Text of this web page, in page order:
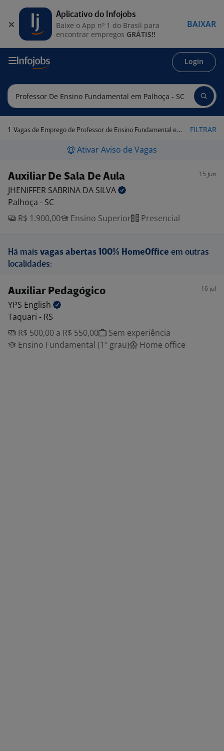
Login
1 Vagas de Emprego de Professor de Ensino Fundamental em Palhoça - SC FILTRAR
Ativar Aviso de Vagas
Auxiliar De Sala De Aula 15 jun
JHENIFFER SABRINA DA SILVA
Palhoça - SC
R$ 1.900,00
Ensino Superior Presencial
Há mais vagas abertas 100% HomeOffice em outras
localidades:
Auxiliar Pedagógico 16 jul
YPS English
Taquari - RS
R$ 500,00 a R$ 550,00
Sem experiência
Ensino Fundamental (1º grau)
Home office
Aplicativo do Infojobs
Baixe o App nº 1 do Brasil para
encontrar empregos GRÁTIS!!
BAIXAR